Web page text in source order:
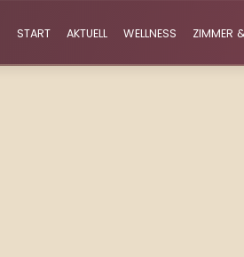
START AKTUELL WELLNESS ZIMMER